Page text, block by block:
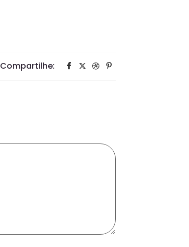
Compartilhe: